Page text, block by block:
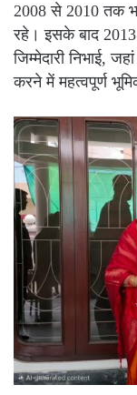
2008 से 2010 तक
रहे। इसके बाद
जिम्मेदारी निभाई,
करने में महत्वपूर्ण